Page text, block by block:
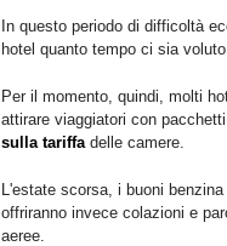
In questo periodo di difficoltà
hotel quanto tempo ci sia
Per il momento, quindi, molti
attirare viaggiatori con
sulla tariffadelle camere.
L'estate scorsa, i buoni
offriranno invece colazioni e
aeree.